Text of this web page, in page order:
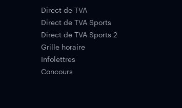
Direct de TVA
Direct de TVA Sports
Direct de TVA Sports 2
Grille horaire
Infolettres
Concours